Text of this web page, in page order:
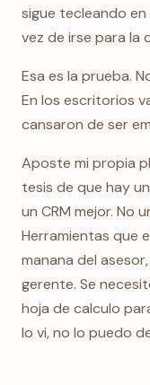
sigue tecleando en
vez de irse para la
Esa es la prueba.
En los escritorios
cansaron de ser
Aposte mi propia
tesis de que hay
un CRM mejor. No
Herramientas que
manana del
gerente. Se
hoja de calculo
lo vi, no lo puedo